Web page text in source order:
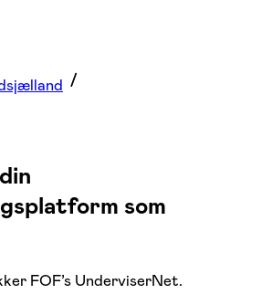
som
FOF’s UnderviserNet.